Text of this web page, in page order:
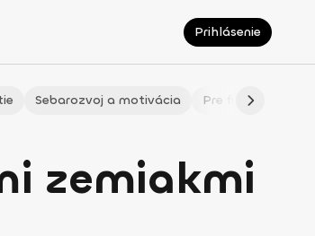
Prihlásenie
Sebarozvoj a motivácia Pre fitmaminky
zemiakmi